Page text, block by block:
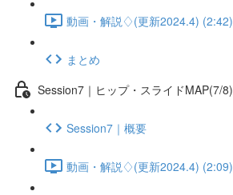
動画・解説♢(更新2024.4) (2:42)
まとめ
Session7｜ヒップ・スライドMAP(7/8)
Session7｜概要
動画・解説♢(更新2024.4) (2:09)